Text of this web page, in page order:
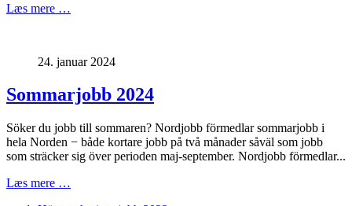
Læs mere …
24. januar 2024
Sommarjobb 2024
Söker du jobb till sommaren? Nordjobb förmedlar sommarjobb i
hela Norden − både kortare jobb på två månader såväl som jobb
som sträcker sig över perioden maj-september. Nordjobb förmedlar...
Læs mere …